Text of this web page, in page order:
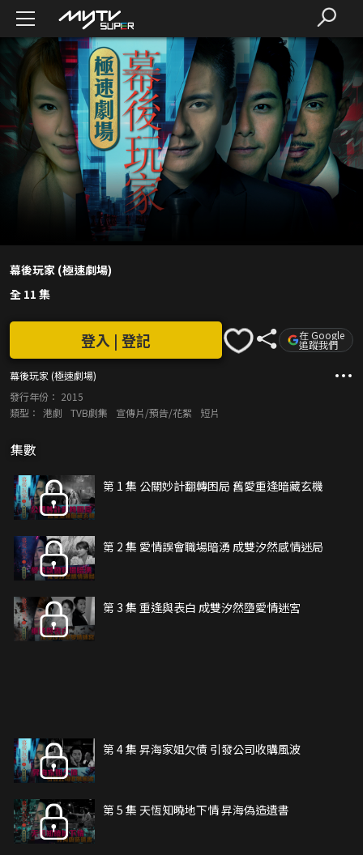
幕後玩家 (極速劇場)
全 11 集
幕後玩家 (極速劇場)
登入 | 登記 在 Google
追蹤我們
發行年份： 2015
類型： 港劇 TVB劇集 宣傳片/預告/花絮 短片
集數
第 1 集 公關妙計翻轉困局 舊愛重逢暗藏玄機
第 2 集 愛情誤會職場暗湧 成雙汐然感情迷局
第 3 集 重逢與表白 成雙汐然墮愛情迷宮
第 4 集 昇海家姐欠債 引發公司收購風波
第 5 集 天恆知曉地下情 昇海偽造遺書